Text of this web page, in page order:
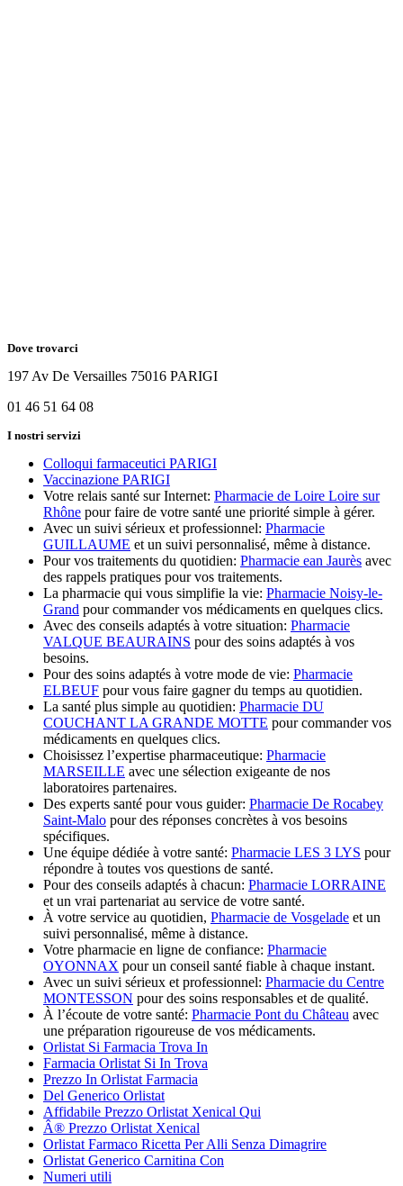
Dove trovarci
197 Av De Versailles 75016 PARIGI
01 46 51 64 08
I nostri servizi
Colloqui farmaceutici PARIGI
Vaccinazione PARIGI
Votre relais santé sur Internet: Pharmacie de Loire Loire sur
Rhône pour faire de votre santé une priorité simple à gérer.
Avec un suivi sérieux et professionnel: Pharmacie
GUILLAUME et un suivi personnalisé, même à distance.
Pour vos traitements du quotidien: Pharmacie ean Jaurès avec
des rappels pratiques pour vos traitements.
La pharmacie qui vous simplifie la vie: Pharmacie Noisy-le-
Grand pour commander vos médicaments en quelques clics.
Avec des conseils adaptés à votre situation: Pharmacie
VALQUE BEAURAINS pour des soins adaptés à vos
besoins.
Pour des soins adaptés à votre mode de vie: Pharmacie
ELBEUF pour vous faire gagner du temps au quotidien.
La santé plus simple au quotidien: Pharmacie DU
COUCHANT LA GRANDE MOTTE pour commander vos
médicaments en quelques clics.
Choisissez l’expertise pharmaceutique: Pharmacie
MARSEILLE avec une sélection exigeante de nos
laboratoires partenaires.
Des experts santé pour vous guider: Pharmacie De Rocabey
Saint-Malo pour des réponses concrètes à vos besoins
spécifiques.
Une équipe dédiée à votre santé: Pharmacie LES 3 LYS pour
répondre à toutes vos questions de santé.
Pour des conseils adaptés à chacun: Pharmacie LORRAINE
et un vrai partenariat au service de votre santé.
À votre service au quotidien, Pharmacie de Vosgelade et un
suivi personnalisé, même à distance.
Votre pharmacie en ligne de confiance: Pharmacie
OYONNAX pour un conseil santé fiable à chaque instant.
Avec un suivi sérieux et professionnel: Pharmacie du Centre
MONTESSON pour des soins responsables et de qualité.
À l’écoute de votre santé: Pharmacie Pont du Château avec
une préparation rigoureuse de vos médicaments.
Orlistat Si Farmacia Trova In
Farmacia Orlistat Si In Trova
Prezzo In Orlistat Farmacia
Del Generico Orlistat
Affidabile Prezzo Orlistat Xenical Qui
Â® Prezzo Orlistat Xenical
Orlistat Farmaco Ricetta Per Alli Senza Dimagrire
Orlistat Generico Carnitina Con
Numeri utili